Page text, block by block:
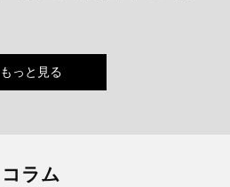
もっと見る
コラム